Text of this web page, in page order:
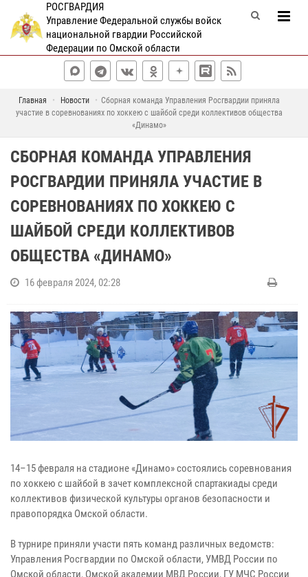
РОСГВАРДИЯ
Управление Федеральной службы войск
национальной гвардии Российской
Федерации по Омской области
Главная Новости
Сборная команда Управления Росгвардии приняла
участие в соревнованиях по хоккею с шайбой среди коллективов общества
«Динамо»
СБОРНАЯ КОМАНДА УПРАВЛЕНИЯ
РОСГВАРДИИ ПРИНЯЛА УЧАСТИЕ В
СОРЕВНОВАНИЯХ ПО ХОККЕЮ С
ШАЙБОЙ СРЕДИ КОЛЛЕКТИВОВ
ОБЩЕСТВА «ДИНАМО»
16 февраля 2024, 02:28
14–15 февраля на стадионе «Динамо» состоялись соревнования
по хоккею с шайбой в зачет комплексной спартакиады среди
коллективов физической культуры органов безопасности и
правопорядка Омской области.
В турнире приняли участи пять команд различных ведомств:
Управления Росгвардии по Омской области, УМВД России по
Омской области, Омской академии МВД России, ГУ МЧС России